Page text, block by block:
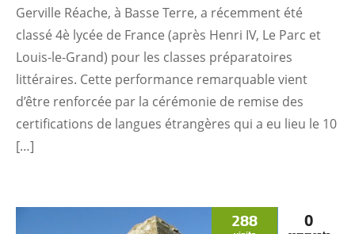
Gerville Réache, à Basse Terre, a récemment été
classé 4è lycée de France (après Henri IV, Le Parc et
Louis-le-Grand) pour les classes préparatoires
littéraires. Cette performance remarquable vient
d’être renforcée par la cérémonie de remise des
certifications de langues étrangères qui a eu lieu le 10
[…]
288 0